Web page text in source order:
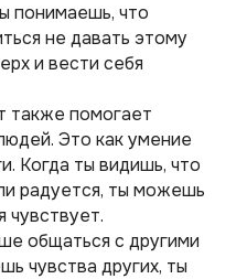
понимаешь, что
не давать этому
и вести себя
также помогает
Это как умение
Когда ты видишь, что
радуется, ты можешь
чувствует.
общаться с другими
чувства других, ты